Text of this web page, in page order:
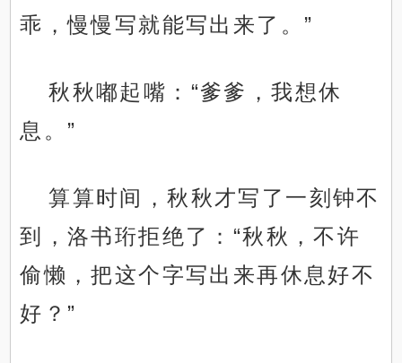
乖，慢慢写就能写出来了。”
秋秋嘟起嘴：“爹爹，我想休
息。”
算算时间，秋秋才写了一刻钟不
到，洛书珩拒绝了：“秋秋，不许
偷懒，把这个字写出来再休息好不
好？”